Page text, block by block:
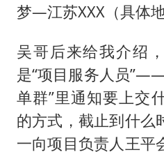
梦—江苏XXX（具体
吴哥后来给我介绍
是“项目服务人员
单群”里通知要上交
的方式，截止到什么
一向项目负责人王